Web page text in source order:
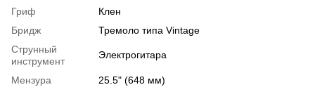
Гриф
Клен
Бридж
Тремоло типа Vintage
Струнный
инструмент
Электрогитара
Мензура
25.5" (648 мм)